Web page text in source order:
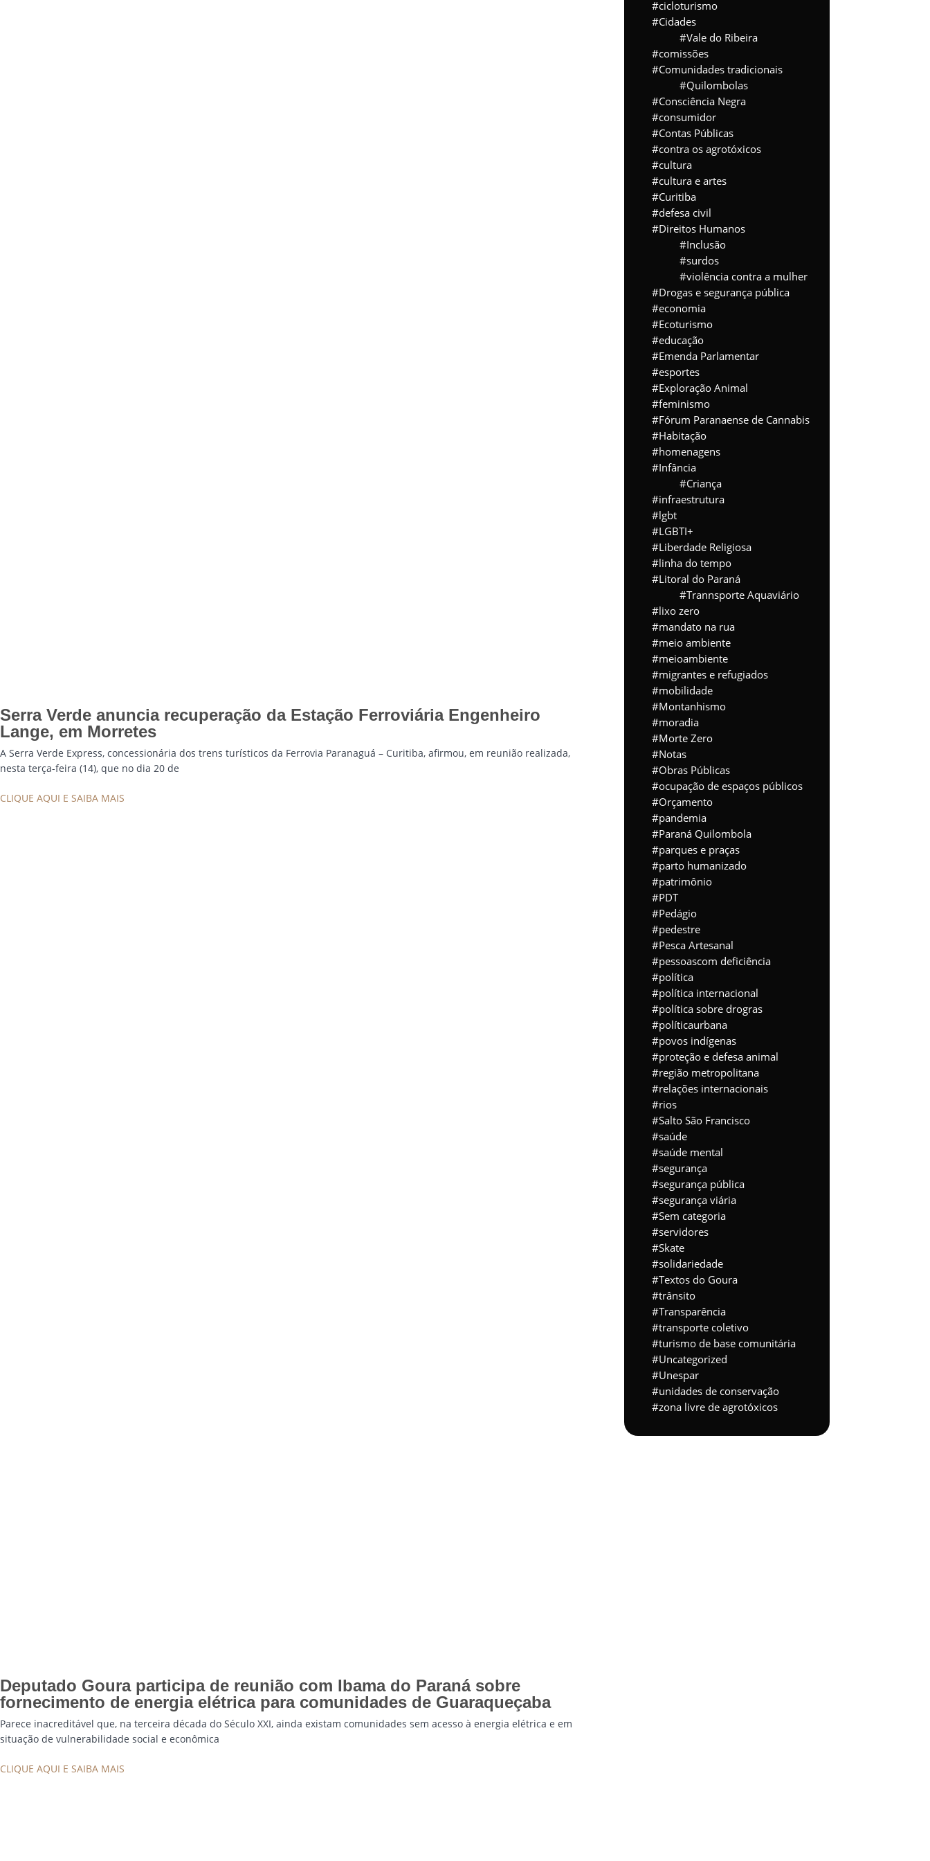
Serra Verde anuncia recuperação da Estação Ferroviária Engenheiro
Lange, em Morretes
A Serra Verde Express, concessionária dos trens turísticos da Ferrovia Paranaguá – Curitiba, afirmou, em reunião realizada,
nesta terça-feira (14), que no dia 20 de
CLIQUE AQUI E SAIBA MAIS
Deputado Goura participa de reunião com Ibama do Paraná sobre
fornecimento de energia elétrica para comunidades de Guaraqueçaba
Parece inacreditável que, na terceira década do Século XXI, ainda existam comunidades sem acesso à energia elétrica e em
situação de vulnerabilidade social e econômica
CLIQUE AQUI E SAIBA MAIS
cicloturismo
Cidades
Vale do Ribeira
comissões
Comunidades tradicionais
Quilombolas
Consciência Negra
consumidor
Contas Públicas
contra os agrotóxicos
cultura
cultura e artes
Curitiba
defesa civil
Direitos Humanos
Inclusão
surdos
violência contra a mulher
Drogas e segurança pública
economia
Ecoturismo
educação
Emenda Parlamentar
esportes
Exploração Animal
feminismo
Fórum Paranaense de Cannabis
Habitação
homenagens
Infância
Criança
infraestrutura
lgbt
LGBTI+
Liberdade Religiosa
linha do tempo
Litoral do Paraná
Trannsporte Aquaviário
lixo zero
mandato na rua
meio ambiente
meioambiente
migrantes e refugiados
mobilidade
Montanhismo
moradia
Morte Zero
Notas
Obras Públicas
ocupação de espaços públicos
Orçamento
pandemia
Paraná Quilombola
parques e praças
parto humanizado
patrimônio
PDT
Pedágio
pedestre
Pesca Artesanal
pessoascom deficiência
política
política internacional
política sobre drogras
políticaurbana
povos indígenas
proteção e defesa animal
região metropolitana
relações internacionais
rios
Salto São Francisco
saúde
saúde mental
segurança
segurança pública
segurança viária
Sem categoria
servidores
Skate
solidariedade
Textos do Goura
trânsito
Transparência
transporte coletivo
turismo de base comunitária
Uncategorized
Unespar
unidades de conservação
zona livre de agrotóxicos